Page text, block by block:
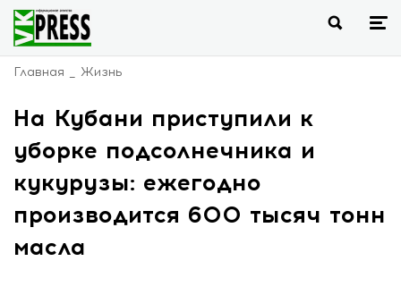
Главная Жизнь
На Кубани приступили к
уборке подсолнечника и
кукурузы: ежегодно
производится 600 тысяч тонн
масла